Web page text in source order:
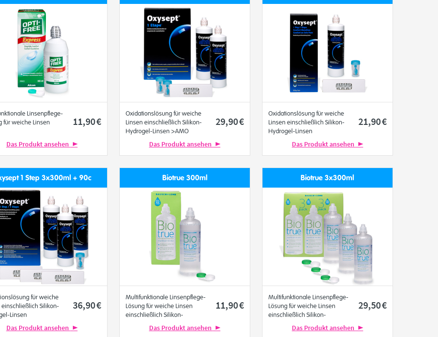
Linsenpflege-
für weiche Linsen
11,90€
Das Produkt ansehen
Oxidationslösung für weiche
Linsen einschließlich Silikon-
Hydrogel-Linsen >AMO
29,90€
Das Produkt ansehen
Oxidationslösung für weiche
Linsen einschließlich Silikon-
Hydrogel-Linsen
21,90€
Das Produkt ansehen
1 Step 3x300ml + 90c
für weiche
einschließlich Silikon-
Linsen
36,90€
Das Produkt ansehen
Biotrue 300ml
Multifunktionale Linsenpflege-
Lösung für weiche Linsen
einschließlich Silikon-
Bausch+Lomb
11,90€
Das Produkt ansehen
Biotrue 3x300ml
Multifunktionale Linsenpflege-
Lösung für weiche Linsen
einschließlich Silikon-
Bausch+Lomb
29,50€
Das Produkt ansehen